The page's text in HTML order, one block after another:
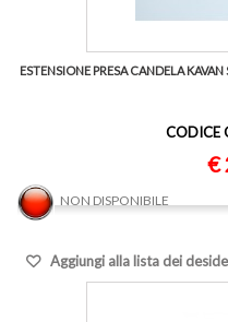
ESTENSIONE PRESA CANDELA
CODICE
€
NON DISPONIBILE
Aggiungi alla lista dei